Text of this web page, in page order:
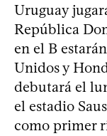
Uruguay
República
en el B
Unidos y
debutará el
el estadio
como primer